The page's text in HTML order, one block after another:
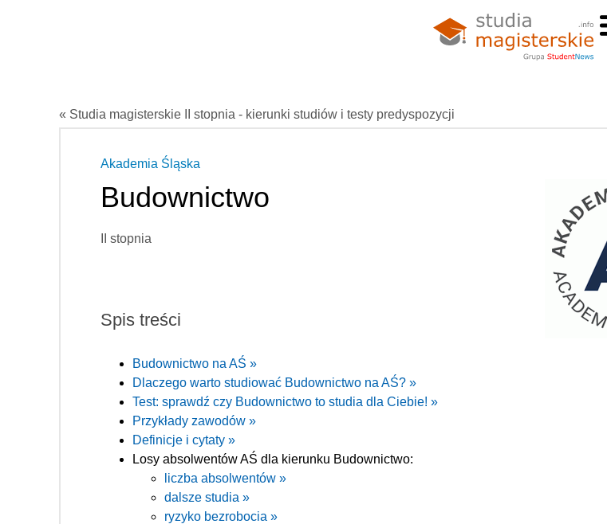
« Studia magisterskie II stopnia - kierunki studiów i testy predyspozycji
Akademia Śląska
Budownictwo
II stopnia
Spis treści
Budownictwo na AŚ »
Dlaczego warto studiować Budownictwo na AŚ? »
Test: sprawdź czy Budownictwo to studia dla Ciebie! »
Przykłady zawodów »
Definicje i cytaty »
Losy absolwentów AŚ dla kierunku Budownictwo:
liczba absolwentów »
dalsze studia »
ryzyko bezrobocia »